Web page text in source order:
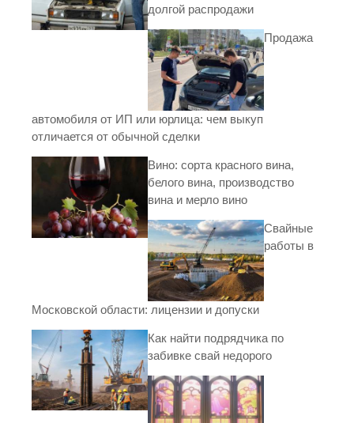
долгой распродажи
Продажа
автомобиля от ИП или юрлица: чем выкуп
отличается от обычной сделки
Вино: сорта красного вина,
белого вина, производство
вина и мерло вино
Свайные
работы в
Московской области: лицензии и допуски
Как найти подрядчика по
забивке свай недорого